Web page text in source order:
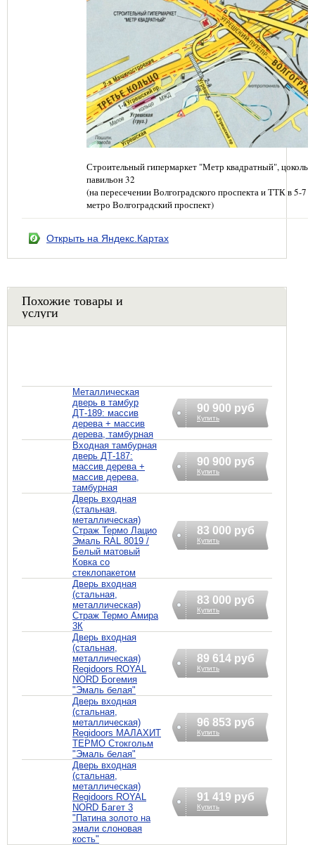
Строительный гипермаркет "Метр квадратный",
павильон 32
(на пересечении Волгоградского проспекта и ТТК в 5-7
метро Волгоградский проспект)
Открыть на Яндекс.Картах
Похожие товары и
услуги
Металлическая
дверь в тамбур
ДТ-189: массив
дерева + массив
дерева, тамбурная
90 900 руб
Купить
Входная тамбурная
дверь ДТ-187:
массив дерева +
массив дерева,
тамбурная
90 900 руб
Купить
Дверь входная
(стальная,
металлическая)
Страж Термо Лацио
Эмаль RAL 8019 /
Белый матовый
Ковка со
стеклопакетом
83 000 руб
Купить
Дверь входная
(стальная,
металлическая)
Страж Термо Амира
3К
83 000 руб
Купить
Дверь входная
(стальная,
металлическая)
Regidoors ROYAL
NORD Богемия
"Эмаль белая"
89 614 руб
Купить
Дверь входная
(стальная,
металлическая)
Regidoors МАЛАХИТ
ТЕРМО Стокгольм
"Эмаль белая"
96 853 руб
Купить
Дверь входная
(стальная,
металлическая)
Regidoors ROYAL
NORD Багет 3
"Патина золото на
эмали слоновая
кость"
91 419 руб
Купить